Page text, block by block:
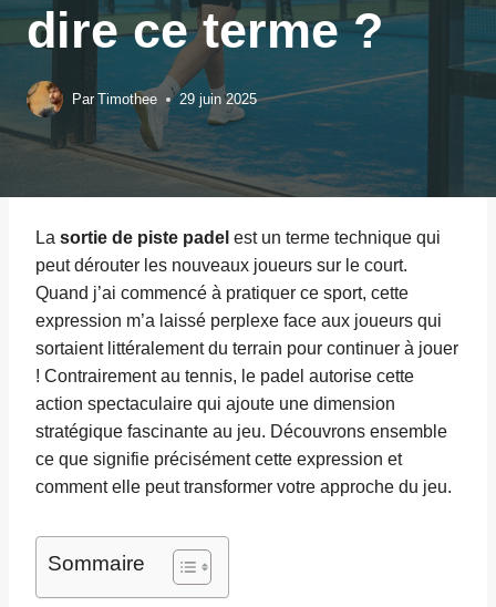
dire ce terme ?
Par Timothee 29 juin 2025
La sortie de piste padel est un terme technique qui
peut dérouter les nouveaux joueurs sur le court.
Quand j’ai commencé à pratiquer ce sport, cette
expression m’a laissé perplexe face aux joueurs qui
sortaient littéralement du terrain pour continuer à jouer
! Contrairement au tennis, le padel autorise cette
action spectaculaire qui ajoute une dimension
stratégique fascinante au jeu. Découvrons ensemble
ce que signifie précisément cette expression et
comment elle peut transformer votre approche du jeu.
Sommaire